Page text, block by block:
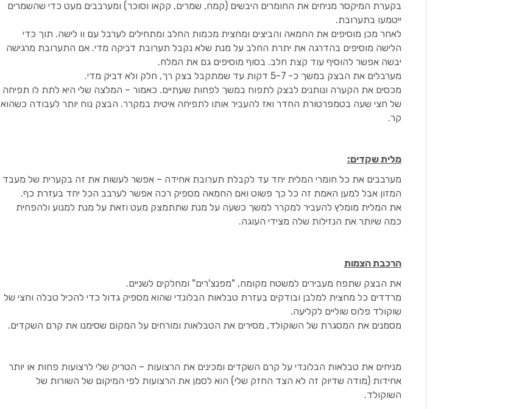
בקערת המיקסר מניחים את החומרים היבשים (קמח, שמרים, קקאו וסוכר) ומערבבים מעט כדי שהשמרים
ייטמעו בתערובת.
לאחר מכן מוסיפים את החמאה והביצים ומחצית מכמות החלב ומתחילים לערבל עם וו לישה. תוך כדי
הלישה מוסיפים בהדרגה את יתרת החלב על מנת שלא נקבל תערובת דביקה מדי. אם התערובת מרגישה
יבשה אפשר להוסיף עוד קצת חלב. בסוף מוסיפים גם את המלח.
מערבלים את הבצק במשך כ- 5-7 דקות עד שמתקבל בצק רך, חלק ולא דביק מדי.
מכסים את הקערה ונותנים לבצק לתפוח במשך לפחות שעתיים. כאמור – המלצה שלי היא לתת לו תפיחה
של חצי שעה בטמפרטורת החדר ואז להעביר אותו לתפיחה איטית במקרר. הבצק נוח יותר לעבודה כשהוא
קר.
מלית שקדים:
מערבבים את כל חומרי המלית יחד עד לקבלת תערובת אחידה – אפשר לעשות את זה בקערית של מעבד
המזון אבל למען האמת זה כל כך פשוט ואם החמאה מספיק רכה אפשר לערבב הכל יחד בעזרת כף.
את המלית מומלץ להעביר למקרר למשך כשעה על מנת שתתמצק מעט וזאת על מנת למנוע ולהפחית
כמה שיותר את הנזילות שלה מצידי העוגה.
הרכבת הצמות
את הבצק שתפח מעבירים למשטח מקומח, "מפנצ'רים" ומחלקים לשניים.
מרדדים כל מחצית למלבן ובודקים בעזרת טבלאות הבלונדי שהוא מספיק גדול כדי להכיל טבלה וחצי של
שוקולד פלוס שוליים לקליעה.
מסמנים את המסגרת של השוקולד, מסירים את הטבלאות ומורחים על המקום שסימנו את קרם השקדים.
מניחים את טבלאות הבלונדי על קרם השקדים ומכינים את הרצועות – הטריק שלי לרצועות פחות או יותר
אחידות (מודה שדיוק זה לא הצד החזק שלי) הוא לסמן את הרצועות לפי המיקום של השורות של
השוקולד.